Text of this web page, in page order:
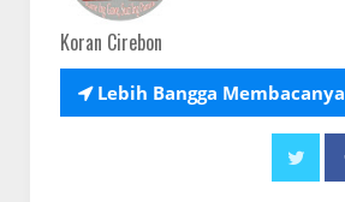
Koran Cirebon
Lebih Bangga Membacanya